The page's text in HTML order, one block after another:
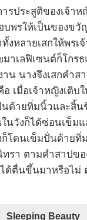
รประสูติของเจ้าห
พรให้เป็นของขวั
งหลายเสกให้พรเ
มาเลฟิเซนต์ก็โกร
าน นางจึงเสกคำส
เมื่อเจ้าหญิงเติบ
นด้ายทิ่มนิ้วและสิ้
นวังก็ได้ซ่อนเข็ม
โดนเข็มปั่นด้ายทิ่
ทรา ตามคำสาปขอ
ได้ตื่นขึ้นมาหรือไม่
Sleeping Beauty